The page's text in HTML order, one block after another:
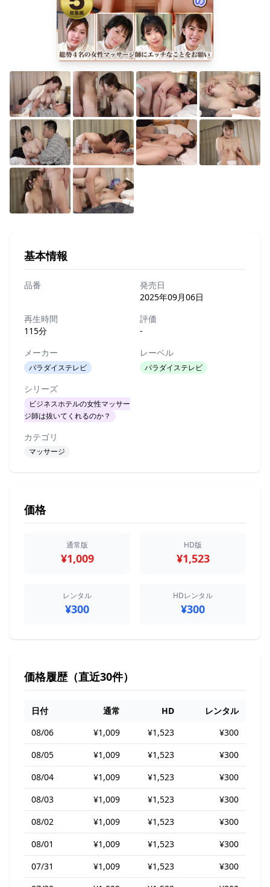
基本情報
品番
発売日
2025年09月06日
再生時間
115分
評価
-
メーカー
パラダイステレビ
レーベル
パラダイステレビ
シリーズ
ビジネスホテルの女性マッサー
ジ師は抜いてくれるのか？
カテゴリ
マッサージ
価格
通常版
¥1,009
HD版
¥1,523
レンタル
¥300
HDレンタル
¥300
価格履歴（直近30件）
日付 通常 HD
レンタル
08/06
¥1,009 ¥1,523
¥300
08/05
¥1,009 ¥1,523
¥300
08/04
¥1,009 ¥1,523
¥300
08/03
¥1,009 ¥1,523
¥300
08/02
¥1,009 ¥1,523
¥300
08/01
¥1,009 ¥1,523
¥300
07/31
¥1,009 ¥1,523
¥300